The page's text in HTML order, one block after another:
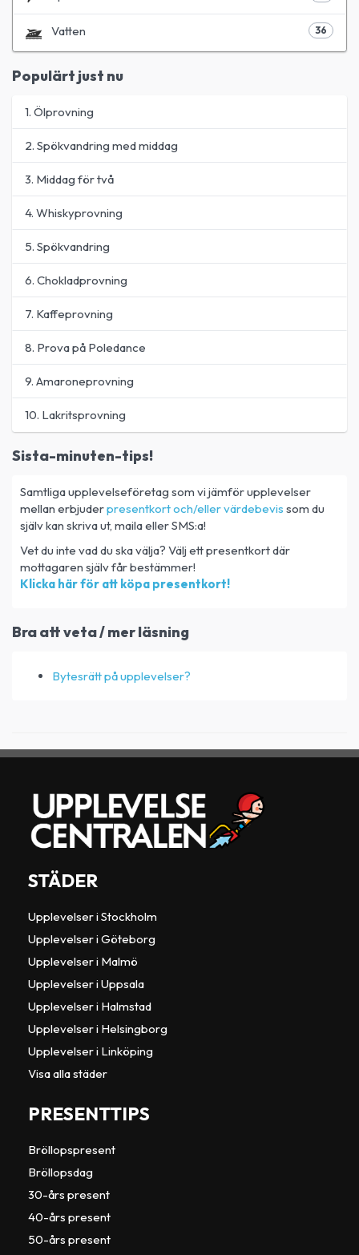
Vatten 36
Populärt just nu
1. Ölprovning
2. Spökvandring med middag
3. Middag för två
4. Whiskyprovning
5. Spökvandring
6. Chokladprovning
7. Kaffeprovning
8. Prova på Poledance
9. Amaroneprovning
10. Lakritsprovning
Sista-minuten-tips!
Samtliga upplevelseföretag som vi jämför upplevelser
mellan erbjuderpresentkort och/eller värdebevis som du
själv kan skriva ut, maila eller SMS:a!
Vet du inte vad du ska välja? Välj ett presentkort där
mottagaren själv får bestämmer!
Klicka här för att köpa presentkort!
Bra att veta / mer läsning
Bytesrätt på upplevelser?
STÄDER
Upplevelser i Stockholm
Upplevelser i Göteborg
Upplevelser i Malmö
Upplevelser i Uppsala
Upplevelser i Halmstad
Upplevelser i Helsingborg
Upplevelser i Linköping
Visa alla städer
PRESENTTIPS
Bröllopspresent
Bröllopsdag
30-års present
40-års present
50-års present